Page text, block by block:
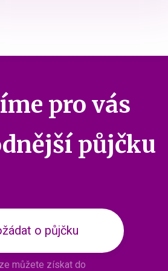
pro vás
půjčku
o půjčku
můžete získat do